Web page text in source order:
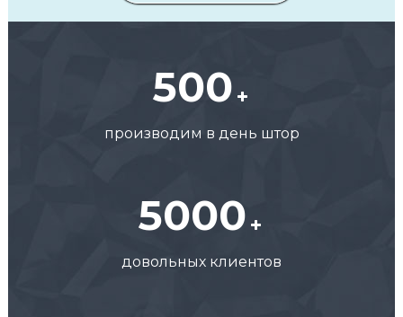
500
производим в день штор
5000
довольных клиентов